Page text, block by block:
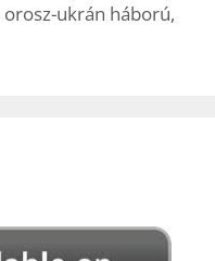
orosz-ukrán háború,